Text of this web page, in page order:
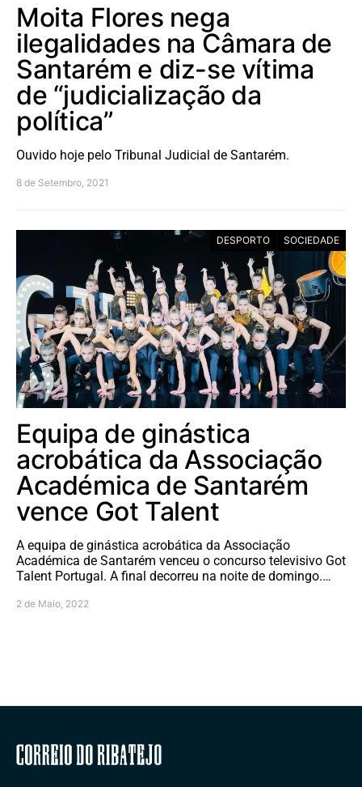
Moita Flores nega
ilegalidades na Câmara de
Santarém e diz-se vítima
de “judicialização da
política”
Ouvido hoje pelo Tribunal Judicial de Santarém.
8 de Setembro, 2021
DESPORTO SOCIEDADE
Equipa de ginástica
acrobática da Associação
Académica de Santarém
vence Got Talent
A equipa de ginástica acrobática da Associação
Académica de Santarém venceu o concurso televisivo Got
Talent Portugal. A final decorreu na noite de domingo.…
2 de Maio, 2022
Correio do Ribatejo